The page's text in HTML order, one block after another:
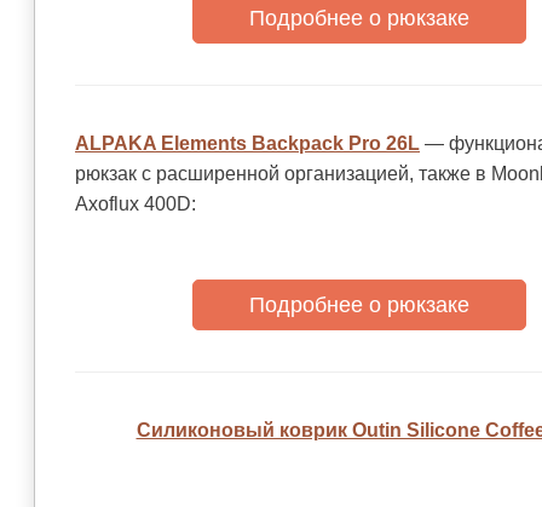
Подробнее о рюкзаке
ALPAKA Elements Backpack Pro 26L —
рюкзак с расширенной организацией, также в
Axoflux 400D:
Подробнее о рюкзаке
Силиконовый коврик Outin Silicone